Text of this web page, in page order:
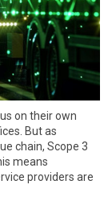
on their own
But as
chain, Scope 3
means
providers are